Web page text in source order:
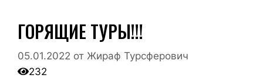
ГОРЯЩИЕ ТУРЫ!!!
05.01.2022 от Жираф Турсферович
232